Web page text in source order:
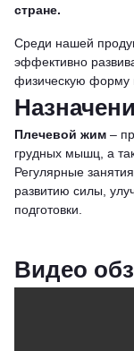
стране.
Среди нашей
эффективно
физическую форму
Плечевой жим –
грудных мышц, а
Регулярные
развитию силы,
подготовки.
Видео